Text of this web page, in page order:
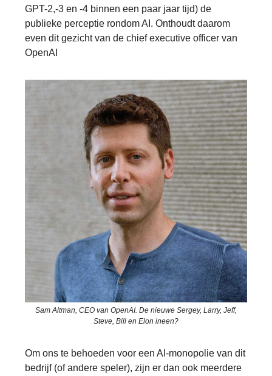
GPT-2,-3 en -4 binnen een paar jaar tijd) de
publieke perceptie rondom AI. Onthoudt daarom
even dit gezicht van de chief executive officer van
OpenAI
Sam Altman, CEO van OpenAI. De nieuwe Sergey, Larry, Jeff,
Steve, Bill en Elon ineen?
Om ons te behoeden voor een AI-monopolie van dit
bedrijf (of andere speler), zijn er dan ook meerdere